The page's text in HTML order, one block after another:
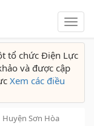
Lịch
cắt
tổ chức Điện Lực
và được cập
Xem các điều
Huyện Sơn Hòa